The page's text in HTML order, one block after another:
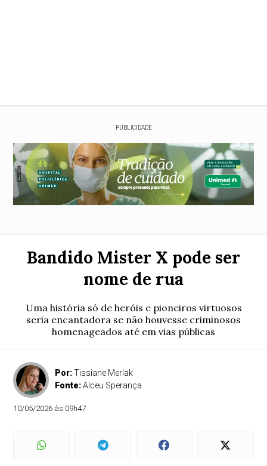
PUBLICIDADE
Bandido Mister X pode ser
nome de rua
Uma história só de heróis e pioneiros virtuosos
seria encantadora se não houvesse criminosos
homenageados até em vias públicas
Por:Tissiane Merlak
Fonte:Alceu Sperança
10/05/2026 às 09h47